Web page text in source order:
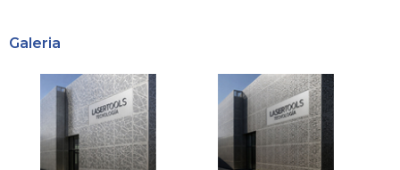
Galeria